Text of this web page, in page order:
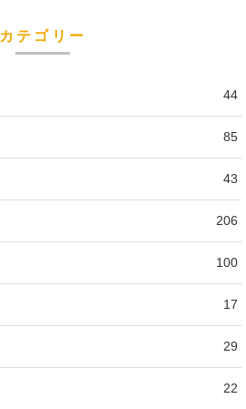
カテゴリー
44
85
43
206
100
17
29
22